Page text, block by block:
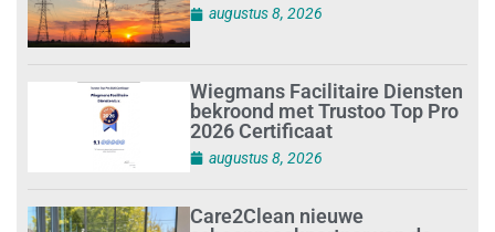
augustus 8, 2026
Wiegmans Facilitaire Diensten
bekroond met Trustoo Top Pro
2026 Certificaat
augustus 8, 2026
Care2Clean nieuwe